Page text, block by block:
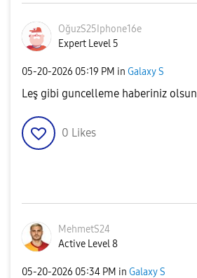
OğuzS25Iphone16e
Expert Level 5
‎05-20-2026 05:19 PM in Galaxy S
Leş gibi guncelleme haberiniz olsun
0 Likes
MehmetS24
Active Level 8
‎05-20-2026 05:34 PM in Galaxy S